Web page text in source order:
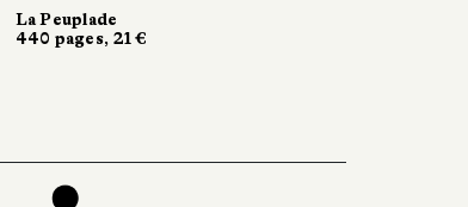
La Peuplade
440 pages, 21 €
La Peuplade
440 pages, 21 €